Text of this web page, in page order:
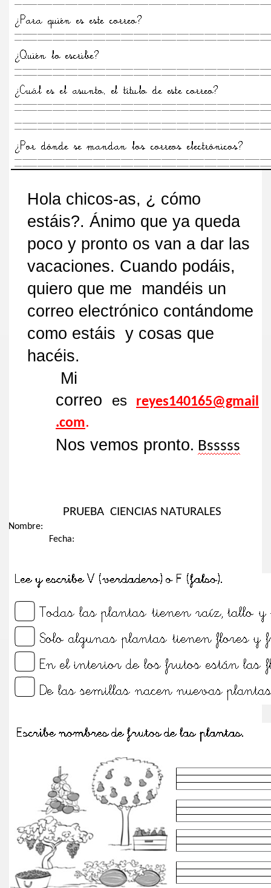
Hola chicos-as, ¿ cómo
estáis?. Ánimo que ya queda
poco y pronto os van a dar las
vacaciones. Cuando podáis,
quiero que me mandéis un
correo electrónico contándome
como estáis y cosas que
hacéis.
Mi
correo
es
reyes140165@gmail
.com.
Nos vemos pronto. Bsssss
PRUEBA CIENCIAS NATURALES
Nombre:
Fecha: